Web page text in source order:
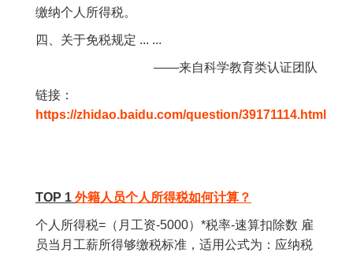
缴纳个人所得税。
四、关于免税规定 ... ...
——来自科学教育类认证团队
链接：
https://zhidao.baidu.com/question/39171114.html
TOP 1 外籍人员个人所得税如何计算？
个人所得税=（月工资-5000）*税率-速算扣除数 雇
员当月工薪所得够缴税标准，适用公式为：应纳税